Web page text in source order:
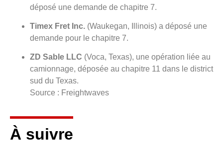
déposé une demande de chapitre 7.
Timex Fret Inc. (Waukegan, Illinois) a déposé une
demande pour le chapitre 7.
ZD Sable LLC (Voca, Texas), une opération liée au
camionnage, déposée au chapitre 11 dans le district
sud du Texas.
Source : Freightwaves
À suivre